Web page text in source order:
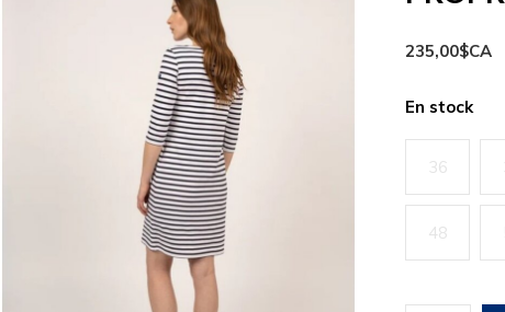
235,00$CA
En stock
36
48